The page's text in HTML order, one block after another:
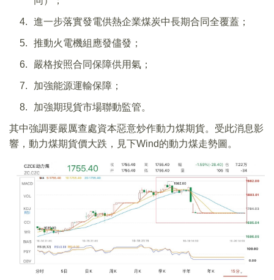
進一步落實發電供熱企業煤炭中長期合同全覆蓋；
推動火電機組應發儘發；
嚴格按照合同保障供用氣；
加強能源運輸保障；
加強期現貨市場聯動監管。
其中強調要嚴厲查處資本惡意炒作動力煤期貨。受此消息影
響，動力煤期貨價大跌，見下Wind的動力煤走勢圖。